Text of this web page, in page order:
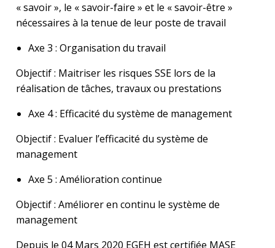
« savoir », le « savoir-faire » et le « savoir-être »
nécessaires à la tenue de leur poste de travail
Axe 3 : Organisation du travail
Objectif : Maitriser les risques SSE lors de la
réalisation de tâches, travaux ou prestations
Axe 4 : Efficacité du système de management
Objectif : Evaluer l’efficacité du système de
management
Axe 5 : Amélioration continue
Objectif : Améliorer en continu le système de
management
Depuis le 04 Mars 2020 EGEH est certifiée MASE